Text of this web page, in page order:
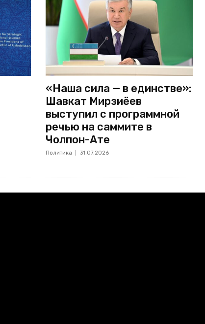
«Наша сила — в единстве»:
Шавкат Мирзиёев
выступил с программной
речью на саммите в
Чолпон-Ате
Политика 31.07.2026